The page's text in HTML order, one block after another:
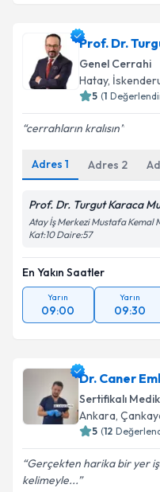
Prof. Dr.
Genel Cerrahi
Hatay,
5 (1
cerrahların kralısın
Adres 1 Adres 2
Prof. Dr. Turgut Karaca
Atay İş Merkezi Mustafa
Kat:10 Daire:57
En Yakın Saatler
Yarın
09:00
Yarın
09:30
Dr. Caner
Sertifikalı
Ankara,
5 (12
Gerçekten harika bir yer
kelimeyle...